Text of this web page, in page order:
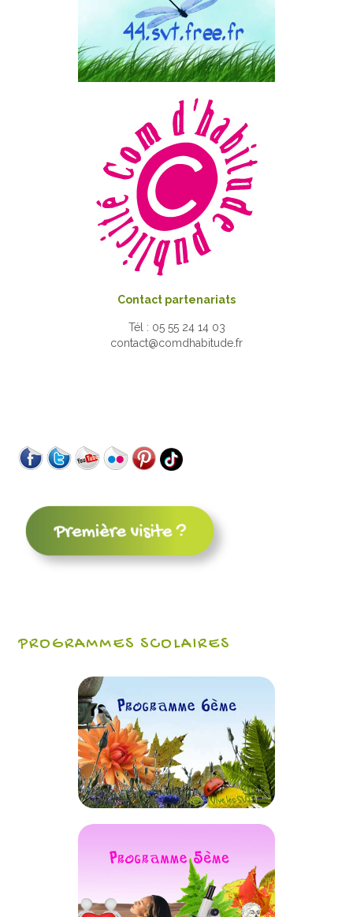
Contact partenariats
Tél : 05 55 24 14 03
contact@comdhabitude.fr
PROGRAMMES SCOLAIRES